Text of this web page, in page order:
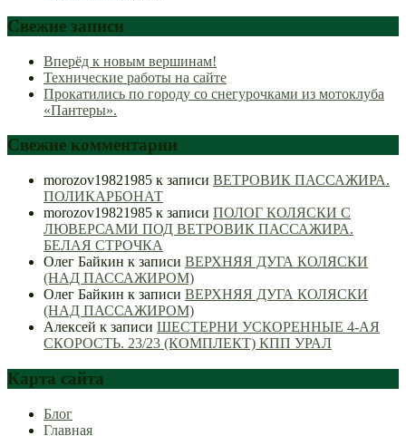
Свежие записи
Вперёд к новым вершинам!
Технические работы на сайте
Прокатились по городу со снегурочками из мотоклуба
«Пантеры».
Свежие комментарии
morozov19821985 к записи ВЕТРОВИК ПАССАЖИРА.
ПОЛИКАРБОНАТ
morozov19821985 к записи ПОЛОГ КОЛЯСКИ С
ЛЮВЕРСАМИ ПОД ВЕТРОВИК ПАССАЖИРА.
БЕЛАЯ СТРОЧКА
Олег Байкин к записи ВЕРХНЯЯ ДУГА КОЛЯСКИ
(НАД ПАССАЖИРОМ)
Олег Байкин к записи ВЕРХНЯЯ ДУГА КОЛЯСКИ
(НАД ПАССАЖИРОМ)
Алексей к записи ШЕСТЕРНИ УСКОРЕННЫЕ 4-АЯ
СКОРОСТЬ. 23/23 (КОМПЛЕКТ) КПП УРАЛ
Карта сайта
Блог
Главная